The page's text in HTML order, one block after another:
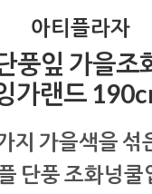
아티플라자
풍잎 가을조
가랜드
지 가을색을 섞
단풍 조화넝쿨